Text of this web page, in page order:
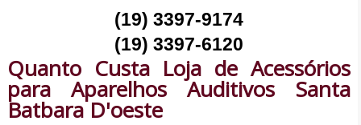
(19) 3397-9174
(19) 3397-6120
Quanto Custa Loja de Acessórios
para Aparelhos Auditivos Santa
Batbara D'oeste